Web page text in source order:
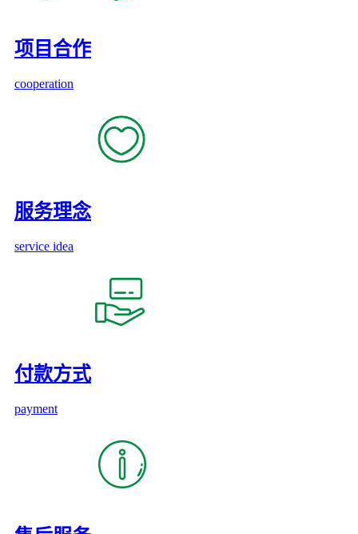
项目合作
cooperation
服务理念
service idea
付款方式
payment